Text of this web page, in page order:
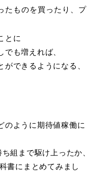
たものを買ったり、プ
とに
も増えれば、
できるようになる、
のように期待値稼働に
組まで駆け上ったか、
書にまとめてみまし